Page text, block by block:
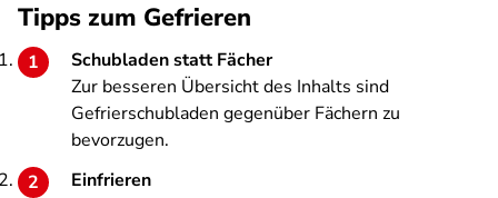
Tipps zum Gefrieren
Schubladen statt Fächer
Zur besseren Übersicht des Inhalts sind
Gefrierschubladen gegenüber Fächern zu
bevorzugen.
Einfrieren